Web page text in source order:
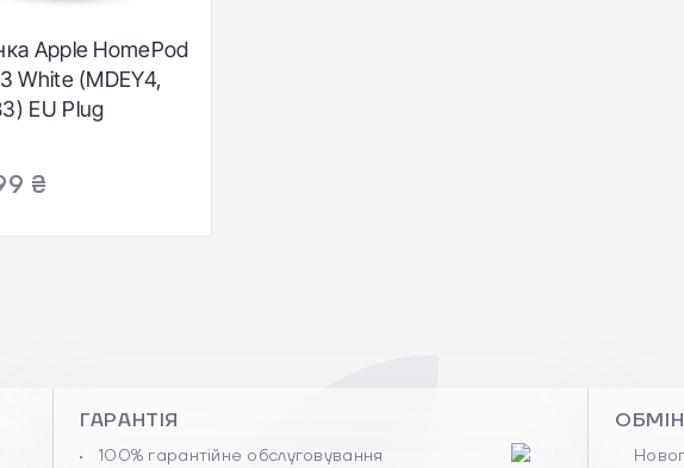
Apple HomePod
White (MDEY4,
EU Plug
₴
ГАРАНТІЯ
100% гарантійне обслуговування